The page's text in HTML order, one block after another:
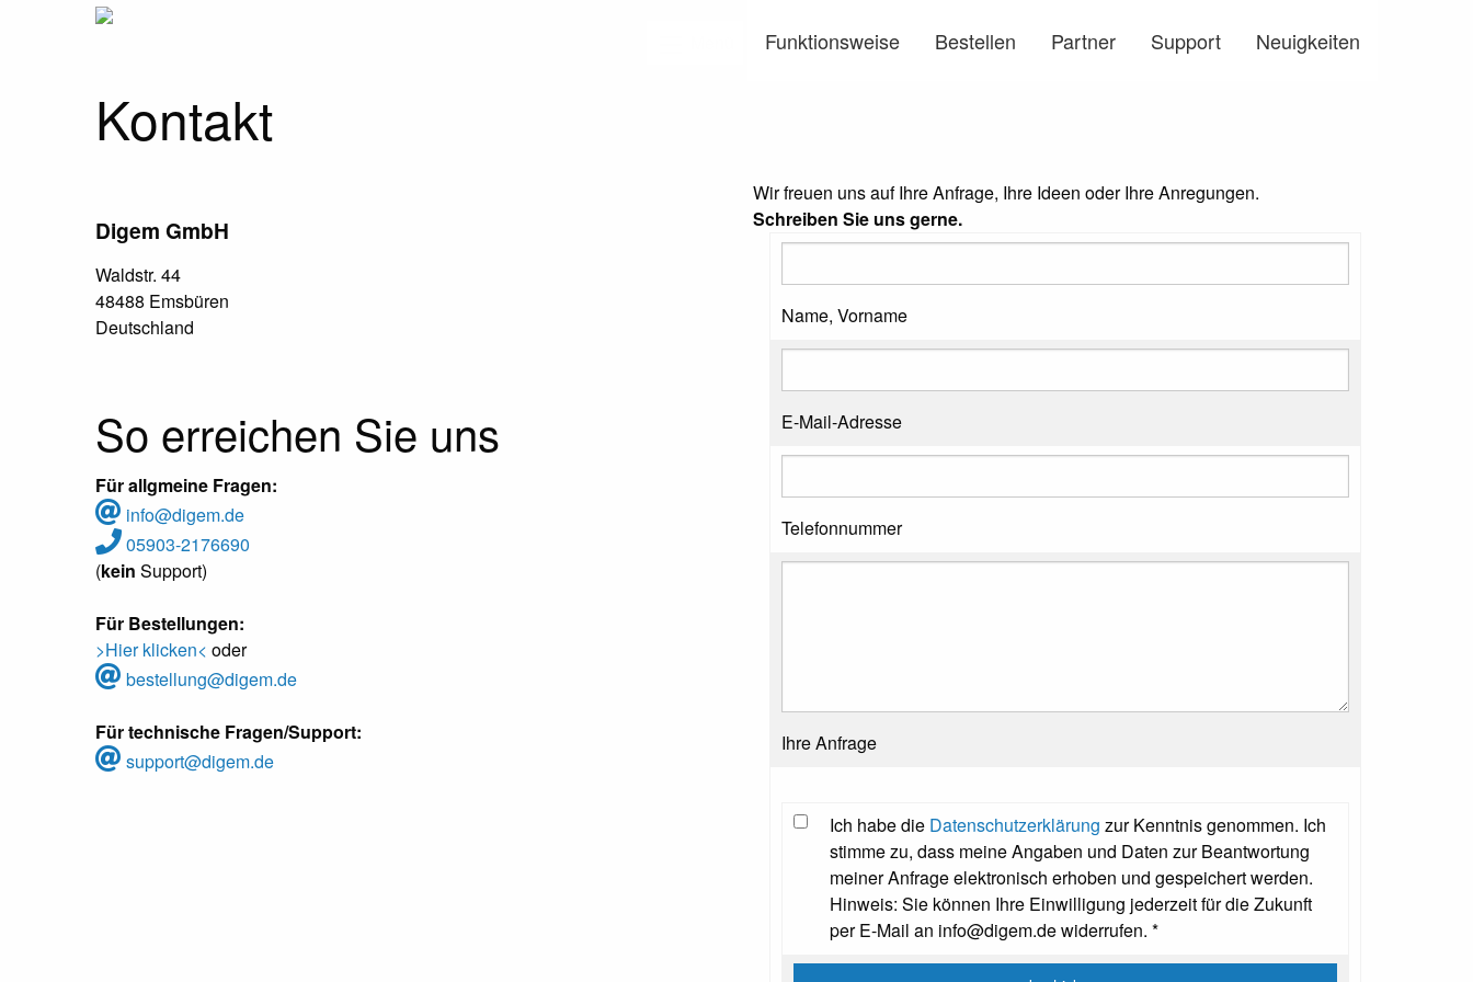
Funktionsweise Bestellen Partner Support Neuigkeiten
Kontakt
Digem GmbH
Waldstr. 44
48488 Emsbüren
Deutschland
So erreichen Sie uns
Für allgmeine Fragen:
info@digem.de
05903-2176690
(kein Support)
Für Bestellungen:
>Hier klicken< oder
bestellung@digem.de
Für technische Fragen/Support:
support@digem.de
Wir freuen uns auf Ihre Anfrage, Ihre Ideen oder Ihre Anregungen.
Schreiben Sie uns gerne.
Name, Vorname
E-Mail-Adresse
Telefonnummer
Ihre Anfrage
Ich habe die Datenschutzerklärung zur Kenntnis genommen. Ich
stimme zu, dass meine Angaben und Daten zur Beantwortung
meiner Anfrage elektronisch erhoben und gespeichert werden.
Hinweis: Sie können Ihre Einwilligung jederzeit für die Zukunft
per E-Mail an info@digem.de widerrufen. *